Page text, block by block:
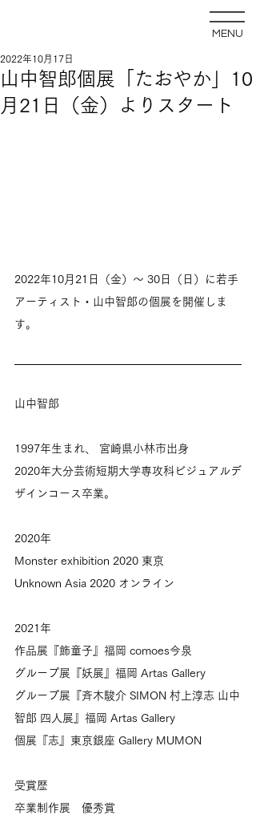
MENU
山中智郎個展「たおやか」10
月21日（金）よりスタート
2022年10月17日
2022年10月21日（金）〜 30日（日）に若手
アーティスト・山中智郎の個展を開催しま
す。
山中智郎
1997年生まれ、 宮崎県小林市出身
2020年大分芸術短期大学専攻科ビジュアルデ
ザインコース卒業。
2020年
Monster exhibition 2020 東京
Unknown Asia 2020 オンライン
2021年
作品展『飾童子』福岡 comoes今泉
グループ展『妖展』福岡 Artas Gallery
グループ展『斉木駿介 SIMON 村上淳志 山中
智郎 四人展』福岡 Artas Gallery
個展『志』東京銀座 Gallery MUMON
受賞歴
卒業制作展　優秀賞